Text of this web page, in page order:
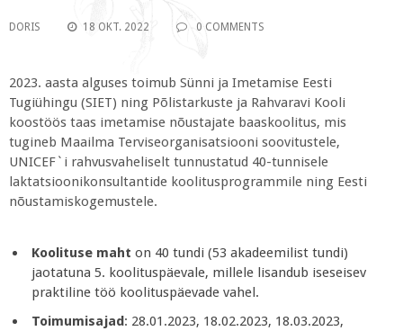
DORIS 18 OKT. 2022 0 COMMENTS
2023. aasta alguses toimub Sünni ja Imetamise Eesti
Tugiühingu (SIET) ning Põlistarkuste ja Rahvaravi Kooli
koostöös taas imetamise nõustajate baaskoolitus, mis
tugineb Maailma Terviseorganisatsiooni soovitustele,
UNICEF`i rahvusvaheliselt tunnustatud 40-tunnisele
laktatsioonikonsultantide koolitusprogrammile ning Eesti
nõustamiskogemustele.
Koolituse maht on 40 tundi (53 akadeemilist tundi)
jaotatuna 5. koolituspäevale, millele lisandub iseseisev
praktiline töö koolituspäevade vahel.
Toimumisajad: 28.01.2023, 18.02.2023, 18.03.2023,